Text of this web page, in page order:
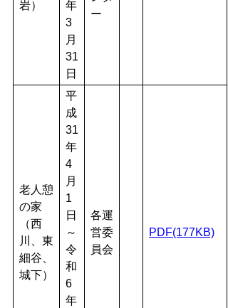
岩）
年
3
月
31
日
ー
老人憩
の家
（西
川、東
細谷、
城下）
平
成
31
年
4
月
1
日
～
令
和
6
年
各運
営委
員会
PDF(177KB)